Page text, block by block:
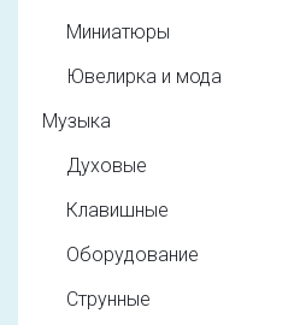
Миниатюры
Ювелирка и мода
Музыка
Духовые
Клавишные
Оборудование
Струнные